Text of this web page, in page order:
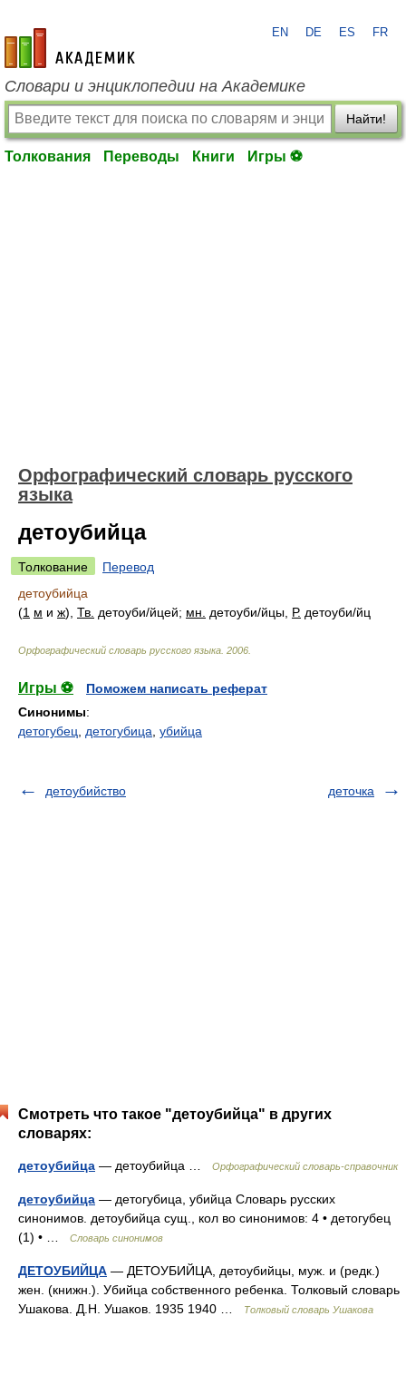
academic.ru
EN DE ES FR
Словари и энциклопедии на Академике
Найти!
Толкования Переводы Книги Игры ⚽
Орфографический словарь русского
языка
детоубийца
Толкование
Перевод
детоубийца
(1 м и ж), Тв. детоуби/йцей; мн. детоуби/йцы, Р. детоуби/йц
Орфографический словарь русского языка 2006
Игры ⚽
Поможем написать реферат
Синонимы:
детогубец
детогубица убийца
детоубийство деточка
Смотреть что такое "детоубийца" в других
словарях:
детоубийца — детоубийца … Орфографический словарь-справочник
детоубийца — детогубица, убийца Словарь русских
синонимов. детоубийца сущ., кол во синонимов: 4 • детогубец
(1) • …
Словарь синонимов
ДЕТОУБИЙЦА — ДЕТОУБИЙЦА, детоубийцы, муж. и (редк.)
жен. (книжн.). Убийца собственного ребенка. Толковый словарь
Ушакова. Д.Н. Ушаков. 1935 1940 …
Толковый словарь Ушакова